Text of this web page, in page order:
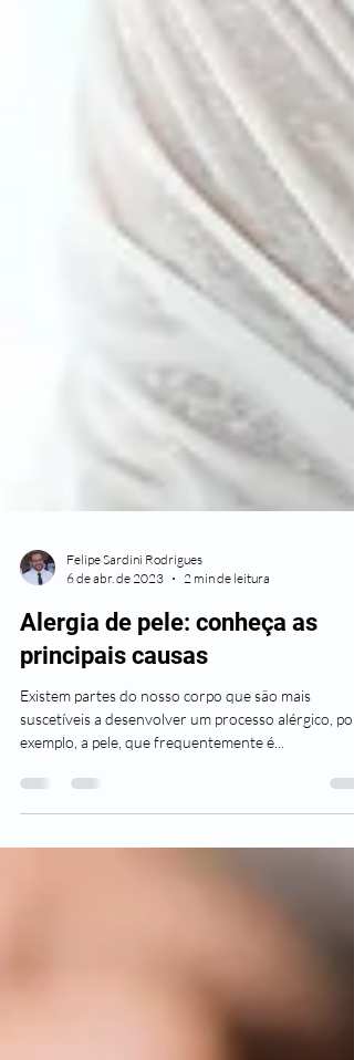
Felipe Sardini Rodrigues
6 de abr. de 2023
2 min de leitura
Alergia de pele: conheça as
principais causas
Existem partes do nosso corpo que são mais